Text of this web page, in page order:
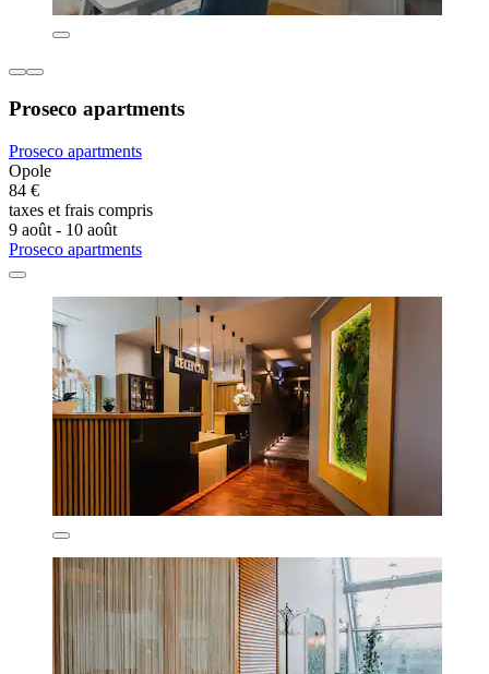
Proseco apartments
Proseco apartments
Opole
84 €
taxes et frais compris
9 août - 10 août
Proseco apartments